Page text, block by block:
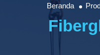
Beranda